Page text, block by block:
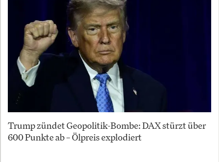
Trump zündet Geopolitik-Bombe: DAX stürzt über
600 Punkte ab – Ölpreis explodiert